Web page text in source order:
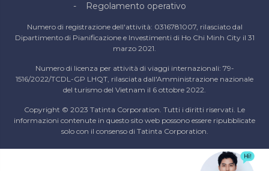
Regolamento operativo
Numero di registrazione dell'attività: 0316781007, rilasciato dal
Dipartimento di Pianificazione e Investimenti di Ho Chi Minh City il 31
marzo 2021.
Numero di licenza per attività di viaggi internazionali: 79-
1516/2022/TCDL-GP LHQT, rilasciata dall'Amministrazione nazionale
del turismo del Vietnam il 6 ottobre 2022.
Copyright © 2023 Tatinta Corporation. Tutti i diritti riservati. Le
informazioni contenute in questo sito web possono essere ripubblicate
solo con il consenso di Tatinta Corporation.